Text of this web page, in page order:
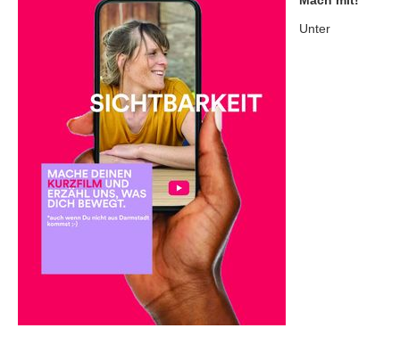
Unter